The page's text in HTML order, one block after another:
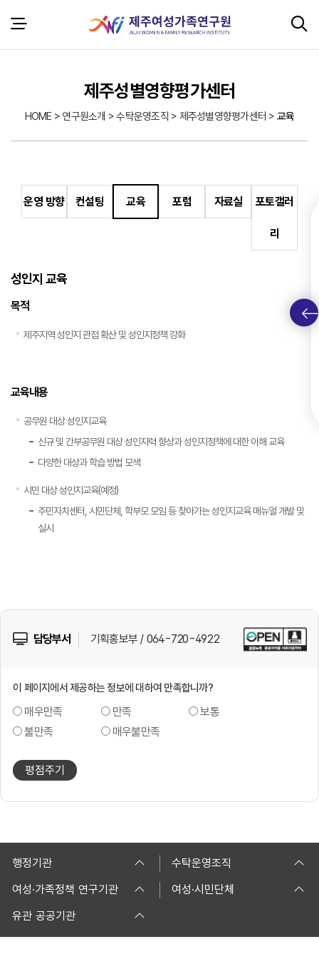
제주성별영향평가센터
HOME > 연구원소개 > 수탁운영조직 > 제주성별영향평가센터 > 교육
운영 방향 컨설팅 교육 포럼 자료실 포토갤러
리
성인지 교육
목적
제주지역 성인지 관점 확산 및 성인지정책 강화
교육내용
공무원 대상 성인지교육
신규 및 간부공무원 대상 성인지력 향상과 성인지정책에 대한 이해 교육
다양한 대상과 학습 방법 모색
시민 대상 성인지교육(예정)
주민자치센터, 시민단체, 학부모 모임 등 찾아가는 성인지교육 매뉴얼 개발 및
실시
담당부서 기획홍보부 / 064-720-4922
이 페이지에서 제공하는 정보에 대하여 만족합니까?
매우만족 만족
보통
불만족
매우불만족
평점주기
행정기관
수탁운영조직
여성·가족정책 연구기관
여성·시민단체
유관 공공기관